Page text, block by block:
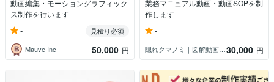
動画編集・モーショングラフィック
ス制作を行います
-
見積り必須
Mauve Inc
50,000 円
業務マニュアル動画・動画SOPを制
作します
-
隠れクマノミ｜図解動画＆AIプロンプト30,000 円